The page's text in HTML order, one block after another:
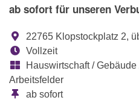
ab sofort für unseren
22765 Klopstockplatz 2,
Vollzeit
Hauswirtschaft /
Arbeitsfelder
ab sofort